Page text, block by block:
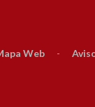
Web -